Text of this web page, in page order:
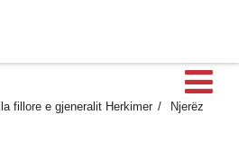
fillore e gjeneralit Herkimer
Njerëz